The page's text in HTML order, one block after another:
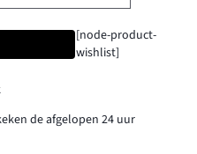
[node-product-
wishlist]
de afgelopen 24 uur